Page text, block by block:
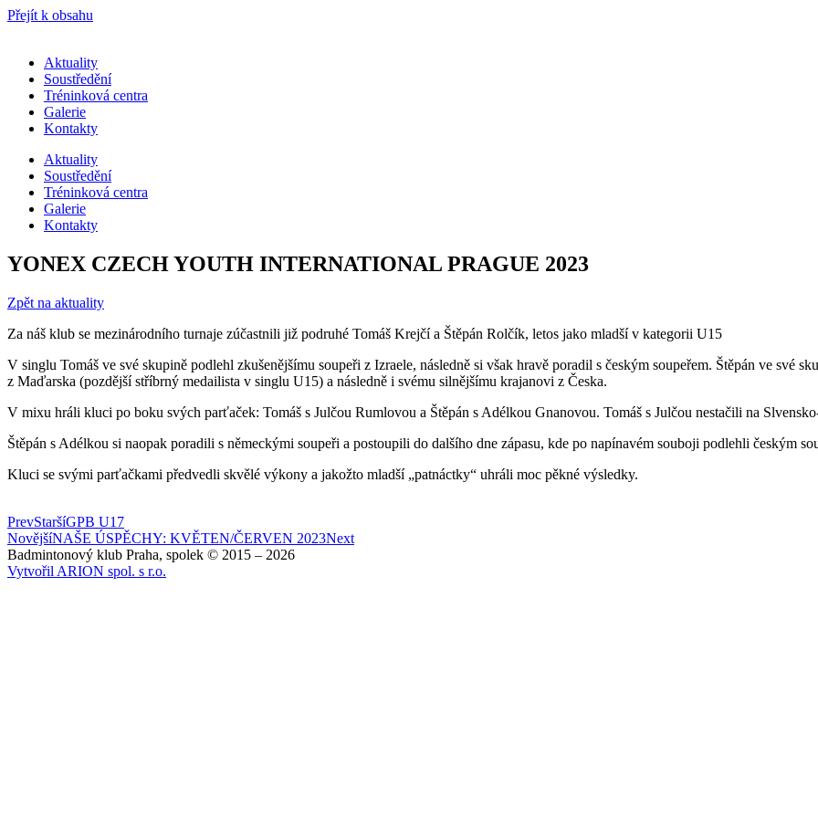
Přejít k obsahu
Aktuality
Soustředění
Tréninková centra
Galerie
Kontakty
Aktuality
Soustředění
Tréninková centra
Galerie
Kontakty
YONEX CZECH YOUTH INTERNATIONAL PRAGUE 2023
Zpět na aktuality
Za náš klub se mezinárodního turnaje zúčastnili již podruhé Tomáš Krejčí a Štěpán Rolčík, letos jako mladší v kategorii U15
V singlu Tomáš ve své skupině podlehl zkušenějšímu soupeři z Izraele, následně si však hravě poradil s českým soupeřem. Štěpán ve své
z Maďarska (pozdější stříbrný medailista v singlu U15) a následně i svému silnějšímu krajanovi z Česka.
V mixu hráli kluci po boku svých parťaček: Tomáš s Julčou Rumlovou a Štěpán s Adélkou Gnanovou. Tomáš s Julčou nestačili na
Štěpán s Adélkou si naopak poradili s německými soupeři a postoupili do dalšího dne zápasu, kde po napínavém souboji podlehli českým
Kluci se svými parťačkami předvedli skvělé výkony a jakožto mladší „patnáctky“ uhráli moc pěkné výsledky.
PrevStaršíGPB U17
NovějšíNAŠE ÚSPĚCHY: KVĚTEN/ČERVEN 2023Next
Badmintonový klub Praha, spolek © 2015 – 2026
Vytvořil ARION spol. s r.o.